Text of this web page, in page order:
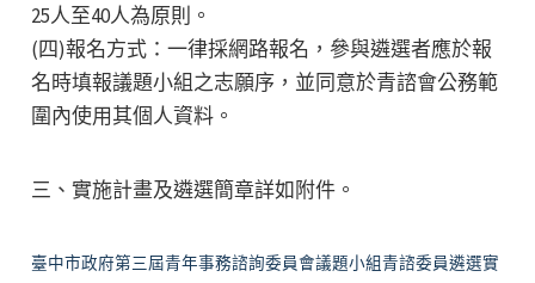
25人至40人為原則。
(四)報名方式：一律採網路報名，參與遴選者應於報
名時填報議題小組之志願序，並同意於青諮會公務範
圍內使用其個人資料。
三、實施計畫及遴選簡章詳如附件。
臺中市政府第三屆青年事務諮詢委員會議題小組青諮委員遴選實